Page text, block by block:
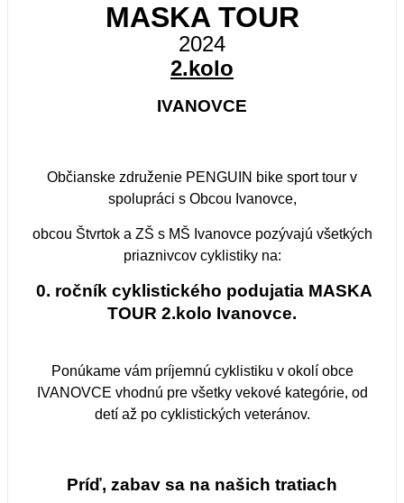
MASKA TOUR
2024
2.kolo
IVANOVCE
Občianske združenie PENGUIN bike sport tour v
spolupráci s Obcou Ivanovce,
obcou Štvrtok a ZŠ s MŠ Ivanovce pozývajú všetkých
priaznivcov cyklistiky na:
0. ročník cyklistického podujatia MASKA
TOUR 2.kolo Ivanovce.
Ponúkame vám príjemnú cyklistiku v okolí obce
IVANOVCE vhodnú pre všetky vekové kategórie, od
detí až po cyklistických veteránov.
Príď, zabav sa na našich tratiach